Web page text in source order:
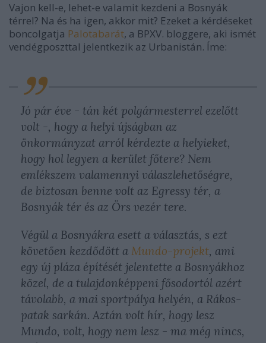
Vajon kell-e, lehet-e valamit kezdeni a Bosnyák
térrel? Na és ha igen, akkor mit? Ezeket a kérdéseket
boncolgatja Palotabarát, a BPXV. bloggere, aki ismét
vendégposzttal jelentkezik az Urbanistán. Íme:
Jó pár éve - tán két polgármesterrel ezelőtt
volt -, hogy a helyi újságban az
önkormányzat arról kérdezte a helyieket,
hogy hol legyen a kerület főtere? Nem
emlékszem valamennyi válaszlehetőségre,
de biztosan benne volt az Egressy tér, a
Bosnyák tér és az Örs vezér tere.
Végül a Bosnyákra esett a választás, s ezt
követően kezdődött a Mundo-projekt, ami
egy új pláza építését jelentette a Bosnyákhoz
közel, de a tulajdonképpeni fősodortól azért
távolabb, a mai sportpálya helyén, a Rákos-
patak sarkán. Aztán volt hír, hogy lesz
Mundo, volt, hogy nem lesz - ma még nincs,